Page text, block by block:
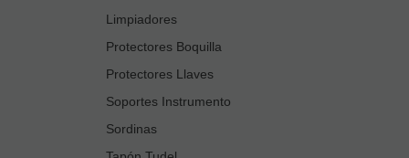
Limpiadores
Protectores Boquilla
Protectores Llaves
Soportes Instrumento
Sordinas